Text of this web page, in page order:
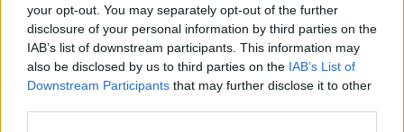
your opt-out. You may separately opt-out of the further
disclosure of your personal information by third parties on the
IAB’s list of downstream participants. This information may
also be disclosed by us to third parties on the IAB’s List of
Downstream Participants that may further disclose it to other